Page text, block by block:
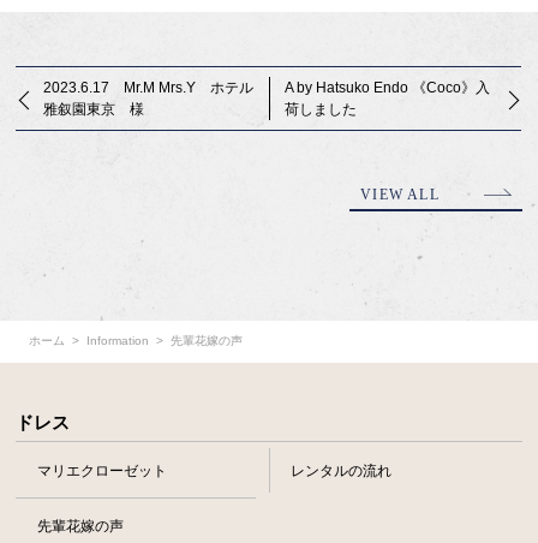
2023.6.17 Mr.M Mrs.Y ホテル
雅叙園東京 様
A by Hatsuko Endo 《Coco》入
荷しました
VIEW ALL
ホーム Information 先輩花嫁の声
ドレス
マリエクローゼット レンタルの流れ
先輩花嫁の声